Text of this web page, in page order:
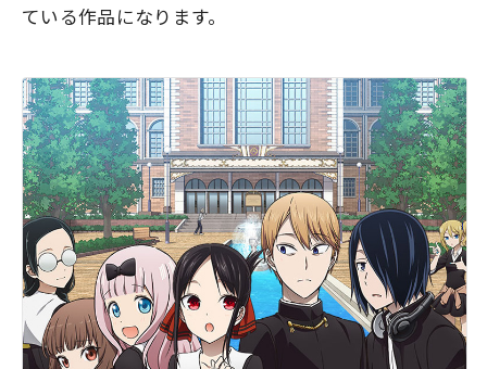
ている作品になります。